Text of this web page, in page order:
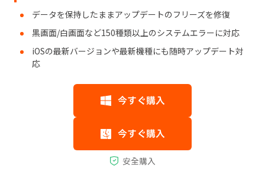
データを保持したままアップデートのフリーズを修復
黒画面/白画面など150種類以上のシステムエラーに対応
iOSの最新バージョンや最新機種にも随時アップデート対
応